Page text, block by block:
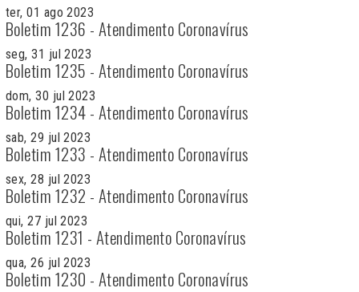
ter, 01 ago 2023
Boletim 1236 - Atendimento Coronavírus
seg, 31 jul 2023
Boletim 1235 - Atendimento Coronavírus
dom, 30 jul 2023
Boletim 1234 - Atendimento Coronavírus
sab, 29 jul 2023
Boletim 1233 - Atendimento Coronavírus
sex, 28 jul 2023
Boletim 1232 - Atendimento Coronavírus
qui, 27 jul 2023
Boletim 1231 - Atendimento Coronavírus
qua, 26 jul 2023
Boletim 1230 - Atendimento Coronavírus